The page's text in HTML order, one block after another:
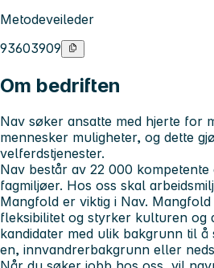
Metodeveileder
93603909
Om bedriften
Nav søker ansatte med hjerte for
mennesker muligheter, og dette
velferdstjenester.
Nav består av 22 000
fagmiljøer. Hos oss skal
Mangfold er viktig i Nav.
fleksibilitet og styrker kulturen og
kandidater med ulik bakgrunn til
en, innvandrerbakgrunn eller